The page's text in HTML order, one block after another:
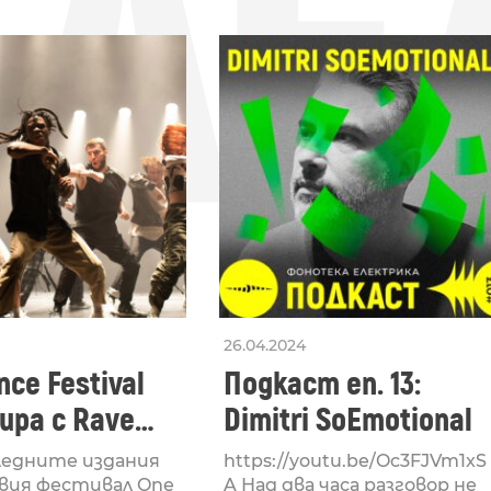
Festival
с Rave
на
издания
фестивал One
26.04.2024
Подкаст еп. 13:
Dimitri SoEmotional
https://youtu.be/Oc3FJVm1xS
A Над два часа разговор не